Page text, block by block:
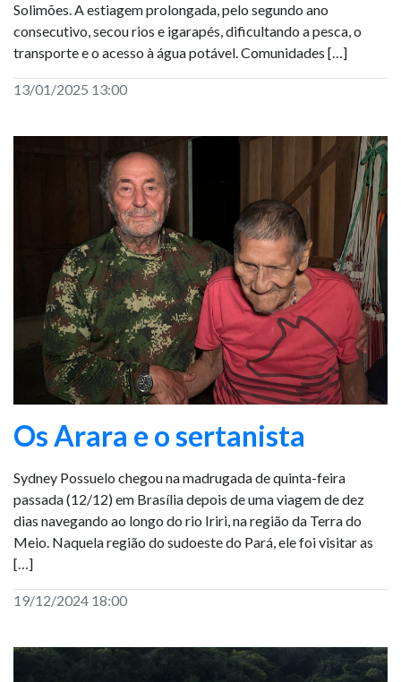
Solimões. A estiagem prolongada, pelo segundo ano
consecutivo, secou rios e igarapés, dificultando a pesca, o
transporte e o acesso à água potável. Comunidades […]
13/01/2025 13:00
Os Arara e o sertanista
Sydney Possuelo chegou na madrugada de quinta-feira
passada (12/12) em Brasília depois de uma viagem de dez
dias navegando ao longo do rio Iriri, na região da Terra do
Meio. Naquela região do sudoeste do Pará, ele foi visitar as
[…]
19/12/2024 18:00